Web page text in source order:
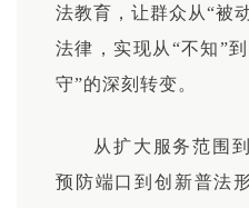
法教育，让群众从“被
法律，实现从“不知”
守”的深刻转变。
从扩大服务范围
预防端口到创新普法